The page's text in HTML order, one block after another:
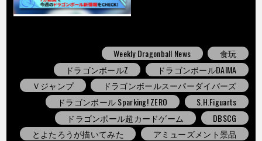
Weekly Dragonball News
食玩
ドラゴンボールZ
ドラゴンボールDAIMA
Ｖジャンプ
ドラゴンボールスーパーダイバーズ
ドラゴンボール Sparking! ZERO
S.H.Figuarts
ドラゴンボール超カードゲーム
DBSCG
とよたろうが描いてみた
アミューズメント景品